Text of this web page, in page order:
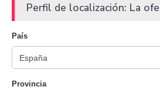
Perfil de localización: La
País
Provincia